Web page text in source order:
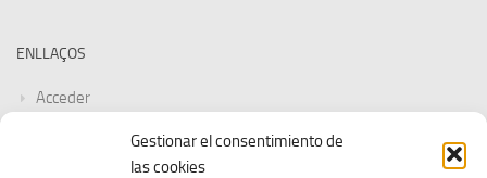
Gestionar el consentimiento de
las cookies
ENLLAÇOS
Acceder
Feed de entradas